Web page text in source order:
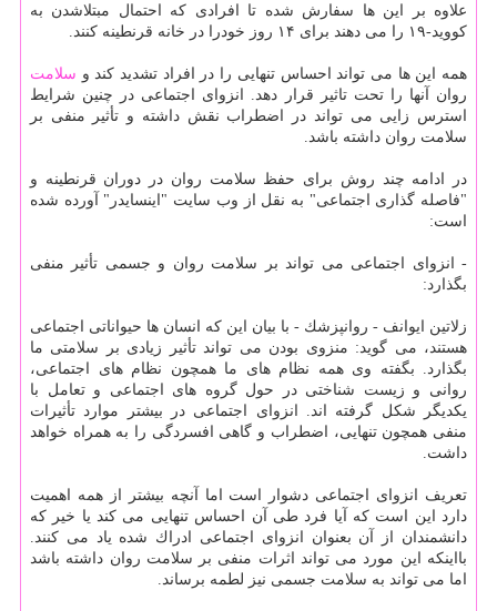
علاوه بر این ها سفارش شده تا افرادی كه احتمال مبتلاشدن به
كووید-۱۹ را می دهند برای ۱۴ روز خودرا در خانه قرنطینه كنند.
همه این ها می تواند احساس تنهایی را در افراد تشدید كند و سلامت
روان آنها را تحت تاثیر قرار دهد. انزوای اجتماعی در چنین شرایط
استرس زایی می تواند در اضطراب نقش داشته و تأثیر منفی بر
سلامت روان داشته باشد.
در ادامه چند روش برای حفظ سلامت روان در دوران قرنطینه و
"فاصله گذاری اجتماعی" به نقل از وب سایت "اینسایدر" آورده شده
است:
- انزوای اجتماعی می تواند بر سلامت روان و جسمی تأثیر منفی
بگذارد:
زلاتین ایوانف - روانپزشك - با بیان این كه انسان ها حیواناتی اجتماعی
هستند، می گوید: منزوی بودن می تواند تأثیر زیادی بر سلامتی ما
بگذارد. بگفته وی همه نظام های ما همچون نظام های اجتماعی،
روانی و زیست شناختی در حول گروه های اجتماعی و تعامل با
یكدیگر شكل گرفته اند. انزوای اجتماعی در بیشتر موارد تأثیرات
منفی همچون تنهایی، اضطراب و گاهی افسردگی را به همراه خواهد
داشت.
تعریف انزوای اجتماعی دشوار است اما آنچه بیشتر از همه اهمیت
دارد این است كه آیا فرد طی آن احساس تنهایی می كند یا خیر كه
دانشمندان از آن بعنوان انزوای اجتماعی ادراك شده یاد می كنند.
بااینكه این مورد می تواند اثرات منفی بر سلامت روان داشته باشد
اما می تواند به سلامت جسمی نیز لطمه برساند.